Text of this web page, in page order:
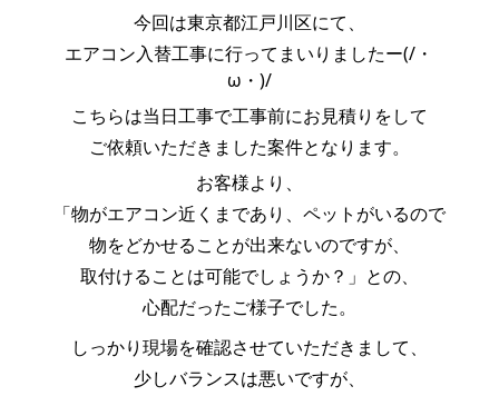
今回は東京都江戸川区にて、
エアコン入替工事に行ってまいりましたー(/・
ω・)/
こちらは当日工事で工事前にお見積りをして
ご依頼いただきました案件となります。
お客様より、
「物がエアコン近くまであり、ペットがいるので
物をどかせることが出来ないのですが、
取付けることは可能でしょうか？」との、
心配だったご様子でした。
しっかり現場を確認させていただきまして、
少しバランスは悪いですが、